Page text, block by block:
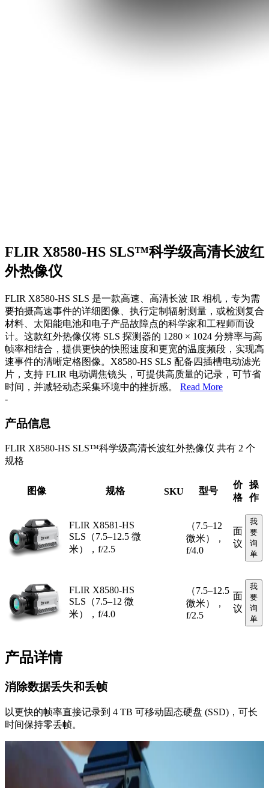
FLIR X8580-HS SLS™科学级高清长波红
外热像仪
FLIR X8580-HS SLS 是一款高速、高清长波 IR 相机，专为需
要拍摄高速事件的详细图像、执行定制辐射测量，或检测复合
材料、太阳能电池和电子产品故障点的科学家和工程师而设
计。这款红外热像仪将 SLS 探测器的 1280 × 1024 分辨率与高
帧率相结合，提供更快的快照速度和更宽的温度频段，实现高
速事件的清晰定格图像。X8580-HS SLS 配备四插槽电动滤光
片，支持 FLIR 电动调焦镜头，可提供高质量的记录，可节省
时间，并减轻动态采集环境中的挫折感。 Read More
-
产品信息
FLIR X8580-HS SLS™科学级高清长波红外热像仪 共有 2 个
规格
图像 规格 SKU 型号
价
格
操
作
FLIR X8581-HS
SLS（7.5–12.5 微
米），f/2.5
（7.5–12
微米），
f/4.0
面
议
我
要
询
单
FLIR X8580-HS
SLS（7.5–12 微
米），f/4.0
（7.5–12.5
微米），
f/2.5
面
议
我
要
询
单
产品详情
消除数据丢失和丢帧
以更快的帧率直接记录到 4 TB 可移动固态硬盘 (SSD)，可长
时间保持零丢帧。